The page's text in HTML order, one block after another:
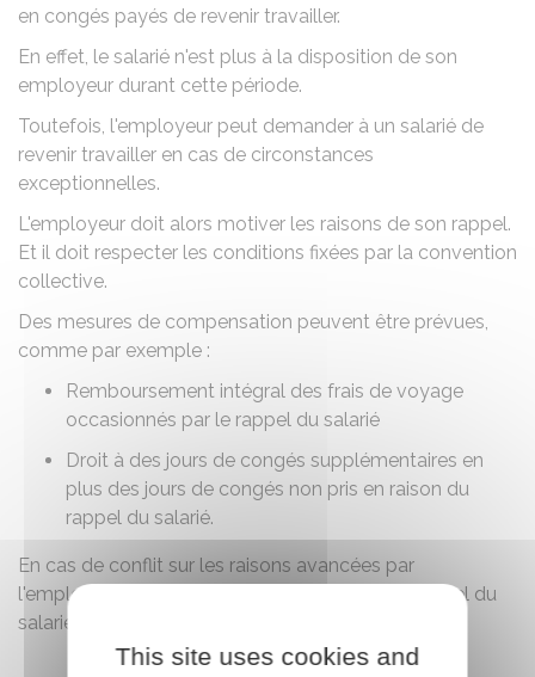
en congés payés de revenir travailler.
En effet, le salarié n'est plus à la disposition de son
employeur durant cette période.
Toutefois, l'employeur peut demander à un salarié de
revenir travailler en cas de circonstances
exceptionnelles.
L'employeur doit alors motiver les raisons de son rappel.
Et il doit respecter les conditions fixées par la convention
collective.
Des mesures de compensation peuvent être prévues,
comme par exemple :
Remboursement intégral des frais de voyage
occasionnés par le rappel du salarié
Droit à des jours de congés supplémentaires en
plus des jours de congés non pris en raison du
rappel du salarié.
En cas de conflit sur les raisons avancées par
l'employeur, seul le
peut déterminer si le rappel du
salarié était justifié.
This site uses cookies and